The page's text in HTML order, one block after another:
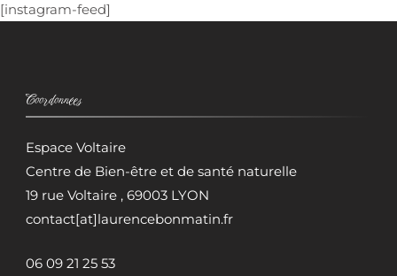
[instagram-feed]
Coordonnées
Espace Voltaire
Centre de Bien-être et de santé naturelle
19 rue Voltaire , 69003 LYON
contact[at]laurencebonmatin.fr
06 09 21 25 53